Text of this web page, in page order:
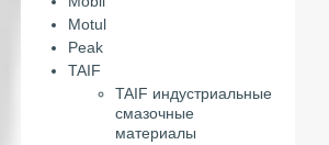
Motul
Peak
TAIF
TAIF индустриальные
смазочные
материалы